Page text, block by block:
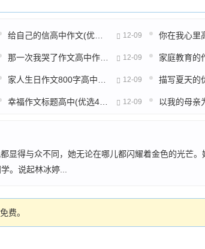
12-09
12-09
12-09
12-09
显得与众不同，她无论在哪儿都闪耀着金色的光芒。
。说起林冰婷...
费。